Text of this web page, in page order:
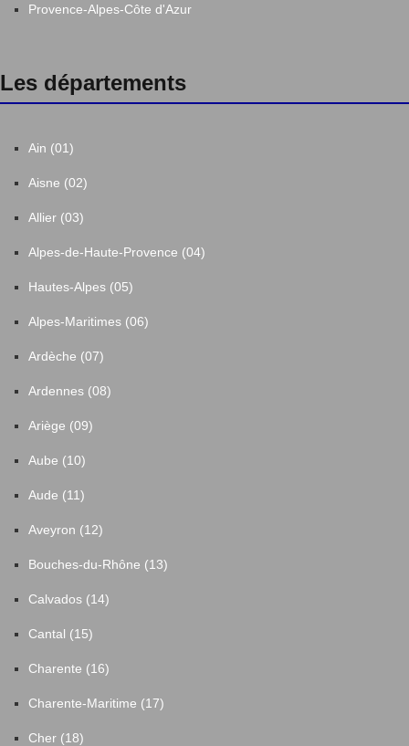
Provence-Alpes-Côte d'Azur
Les départements
Ain (01)
Aisne (02)
Allier (03)
Alpes-de-Haute-Provence (04)
Hautes-Alpes (05)
Alpes-Maritimes (06)
Ardèche (07)
Ardennes (08)
Ariège (09)
Aube (10)
Aude (11)
Aveyron (12)
Bouches-du-Rhône (13)
Calvados (14)
Cantal (15)
Charente (16)
Charente-Maritime (17)
Cher (18)